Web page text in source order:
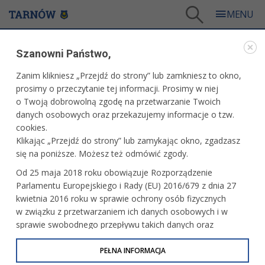
GALERIA - SPORT 2020
Koszykówka juniorek: MKS Pałac
Młodzieży Tarnów - Wisła CanPack
Kraków
MUKS 1811 Unia Tarnów - MKS Bank
Spółdzielczy Limanowa
UKS Jedynka Tarnów-CKIS Maraton
Krzeszowice
Szanowni Państwo,
Zanim klikniesz „Przejdź do strony” lub zamkniesz to okno,
prosimy o przeczytanie tej informacji. Prosimy w niej
o Twoją dobrowolną zgodę na przetwarzanie Twoich
danych osobowych oraz przekazujemy informacje o tzw.
cookies.
Klikając „Przejdź do strony” lub zamykając okno, zgadzasz
się na poniższe. Możesz też odmówić zgody.
Od 25 maja 2018 roku obowiązuje Rozporządzenie
Parlamentu Europejskiego i Rady (EU) 2016/679 z dnia 27
kwietnia 2016 roku w sprawie ochrony osób fizycznych
w związku z przetwarzaniem ich danych osobowych i w
sprawie swobodnego przepływu takich danych oraz
uchylenia dyrektywy 95/46/WE (określane jako RODO, GDPR
lub Ogólne Rozporządzenie o Ochronie Danych
PEŁNA INFORMACJA